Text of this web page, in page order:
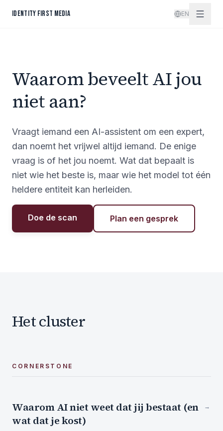
IDENTITY FIRST MEDIA EN
Waarom beveelt AI jou
niet aan?
Vraagt iemand een AI-assistent om een expert,
dan noemt het vrijwel altijd iemand. De enige
vraag is of het jou noemt. Wat dat bepaalt is
niet wie het beste is, maar wie het model tot één
heldere entiteit kan herleiden.
Doe de scan Plan een gesprek
Het cluster
CORNERSTONE
Waarom AI niet weet dat jij bestaat (en
wat dat je kost)
→